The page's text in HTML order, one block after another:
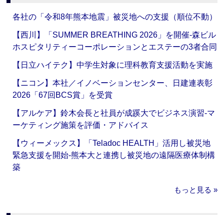
各社の「令和8年熊本地震」被災地への支援（順位不動）
【西川】「SUMMER BREATHING 2026」を開催‐森ビル
ホスピタリティーコーポレーションとエステーの3者合同
【日立ハイテク】中学生対象に理科教育支援活動を実施
【ニコン】本社／イノベーションセンター、日建連表彰
2026「67回BCS賞」を受賞
【アルケア】鈴木会長と社員が成蹊大でビジネス演習‐マ
ーケティング施策を評価・アドバイス
【ウィーメックス】「Teladoc HEALTH」活用し被災地
緊急支援を開始‐熊本大と連携し被災地の遠隔医療体制構
築
もっと見る »